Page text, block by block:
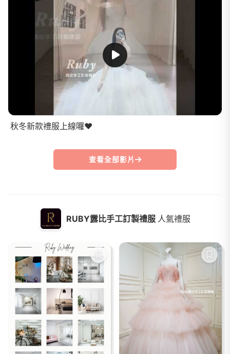
RUBY露比手工訂製禮服 人氣禮服
秋冬新款禮服上線囉❤️
查看全部影片